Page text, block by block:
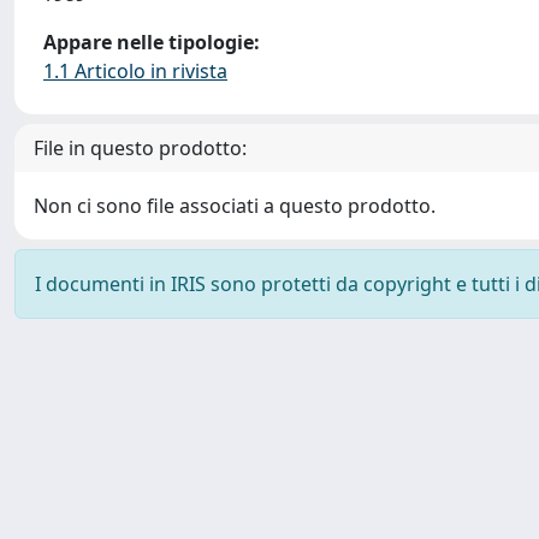
Appare nelle tipologie:
1.1 Articolo in rivista
File in questo prodotto:
Non ci sono file associati a questo prodotto.
I documenti in IRIS sono protetti da copyright e tutti i